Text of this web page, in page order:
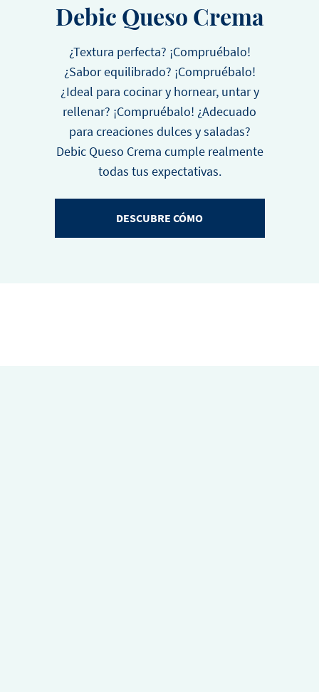
Debic Queso Crema
¿Textura perfecta? ¡Compruébalo!
¿Sabor equilibrado? ¡Compruébalo!
¿Ideal para cocinar y hornear, untar y
rellenar? ¡Compruébalo! ¿Adecuado
para creaciones dulces y saladas?
Debic Queso Crema cumple realmente
todas tus expectativas.
DESCUBRE CÓMO